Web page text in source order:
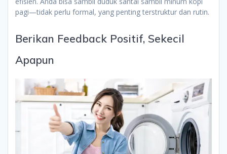
pagi—tidak perlu formal, yang penting terstruktur dan rutin.
Berikan Feedback Positif, Sekecil
Apapun